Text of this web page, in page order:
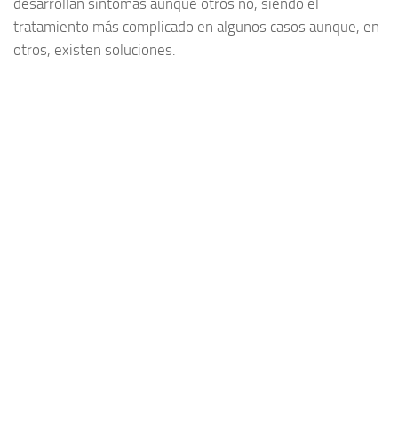
Donación de óvulos
desarrollan síntomas aunque otros no, siendo el
tratamiento más complicado en algunos casos aunque, en
otros, existen soluciones.